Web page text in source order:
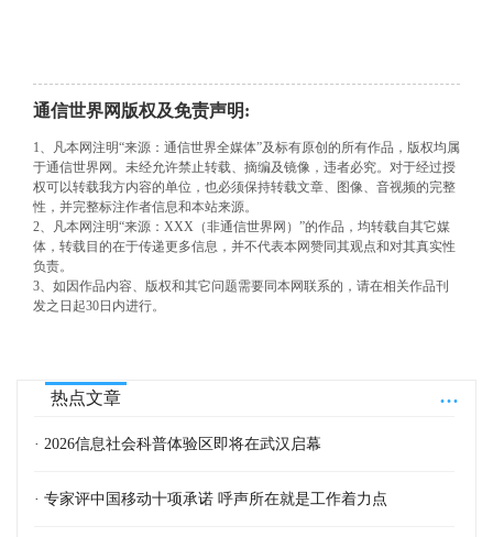
通信世界网版权及免责声明:
1、凡本网注明“来源：通信世界全媒体”及标有原创的所有作品，版权均属
于通信世界网。未经允许禁止转载、摘编及镜像，违者必究。对于经过授
权可以转载我方内容的单位，也必须保持转载文章、图像、音视频的完整
性，并完整标注作者信息和本站来源。
2、凡本网注明“来源：XXX（非通信世界网）”的作品，均转载自其它媒
体，转载目的在于传递更多信息，并不代表本网赞同其观点和对其真实性
负责。
3、如因作品内容、版权和其它问题需要同本网联系的，请在相关作品刊
发之日起30日内进行。
...
热点文章
· 2026信息社会科普体验区即将在武汉启幕
· 专家评中国移动十项承诺 呼声所在就是工作着力点